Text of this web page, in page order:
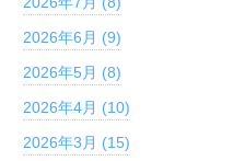
2026年6月 (9)
2026年5月 (8)
2026年4月 (10)
2026年3月 (15)